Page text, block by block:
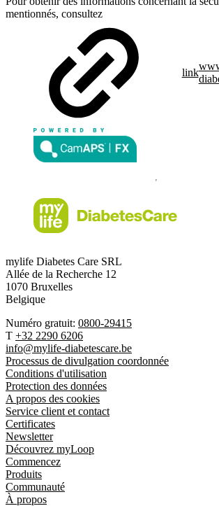
mentionnés, consultez
link
mylife Diabetes Care SRL
Allée de la Recherche 12
1070 Bruxelles
Belgique
Numéro gratuit: 0800-29415
T +32 2290 6206
info@mylife-diabetescare.be
Processus de divulgation coordonnée
Conditions d'utilisation
Protection des données
A propos des cookies
Service client et contact
Certificates
Newsletter
Découvrez myLoop
Commencez
Produits
Communauté
À propos